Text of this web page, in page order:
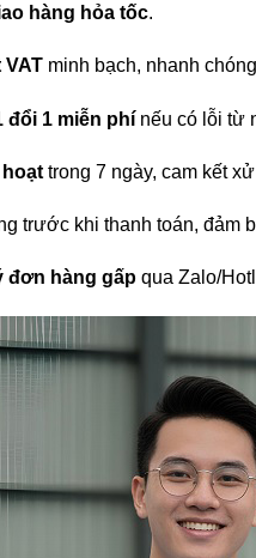
hàng hỏa tốc.
VAT minh bạch, nhanh
đổi 1 miễn phí nếu có lỗi từ
trong 7 ngày, cam kết
trước khi thanh toán, đảm
đơn hàng gấp qua Zalo/